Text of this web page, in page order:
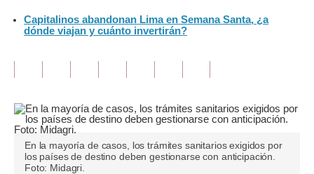
Finanzas Personales
Editorial
Pregunta de hoy
Capitalinos abandonan Lima en Semana Santa, ¿a
dónde viajan y cuánto invertirán?
En la mayoría de casos, los trámites sanitarios exigidos por
los países de destino deben gestionarse con anticipación.
Foto: Midagri.